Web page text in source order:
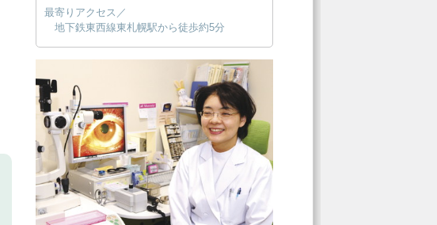
最寄りアクセス／
地下鉄東西線東札幌駅から徒歩約5分